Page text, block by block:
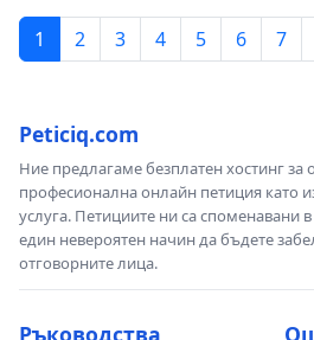
1 2 3 4 5 6 7
Peticiq.com
Ние предлагаме безплатен хостинг
професионална онлайн петиция като
услуга. Петициите ни са споменавани
един невероятен начин да бъдете
отговорните лица.
Ръководства